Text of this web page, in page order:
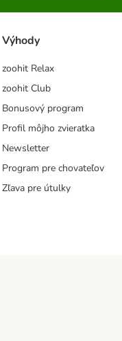
Výhody
zoohit Relax
zoohit Club
Bonusový program
Profil môjho zvieratka
Newsletter
Program pre chovateľov
Zľava pre útulky